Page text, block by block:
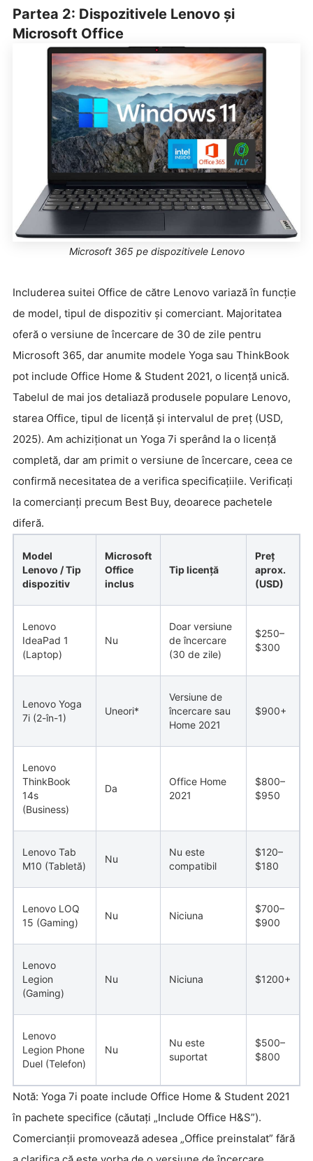
Partea 2: Dispozitivele Lenovo și
Microsoft Office
Microsoft 365 pe dispozitivele Lenovo
Includerea suitei Office de către Lenovo variază în funcție
de model, tipul de dispozitiv și comerciant. Majoritatea
oferă o versiune de încercare de 30 de zile pentru
Microsoft 365, dar anumite modele Yoga sau ThinkBook
pot include Office Home & Student 2021, o licență unică.
Tabelul de mai jos detaliază produsele populare Lenovo,
starea Office, tipul de licență și intervalul de preț (USD,
2025). Am achiziționat un Yoga 7i sperând la o licență
completă, dar am primit o versiune de încercare, ceea ce
confirmă necesitatea de a verifica specificațiile. Verificați
la comercianți precum Best Buy, deoarece pachetele
diferă.
Model
Lenovo / Tip
dispozitiv
Microsoft
Office
inclus
Tip licență
Preț
aprox.
(USD)
Lenovo
IdeaPad 1
(Laptop)
Nu
Doar versiune
de încercare
(30 de zile)
$250–
$300
Lenovo Yoga
7i (2-în-1)
Uneori*
Versiune de
încercare sau
Home 2021
$900+
Lenovo
ThinkBook
14s
(Business)
Da
Office Home
2021
$800–
$950
Lenovo Tab
M10 (Tabletă)
Nu
Nu este
compatibil
$120–
$180
Lenovo LOQ
15 (Gaming)
Nu Niciuna
$700–
$900
Lenovo
Legion
(Gaming)
Nu Niciuna $1200+
Lenovo
Legion Phone
Duel (Telefon)
Nu
Nu este
suportat
$500–
$800
Notă: Yoga 7i poate include Office Home & Student 2021
în pachete specifice (căutați „Include Office H&S”).
Comercianții promovează adesea „Office preinstalat” fără